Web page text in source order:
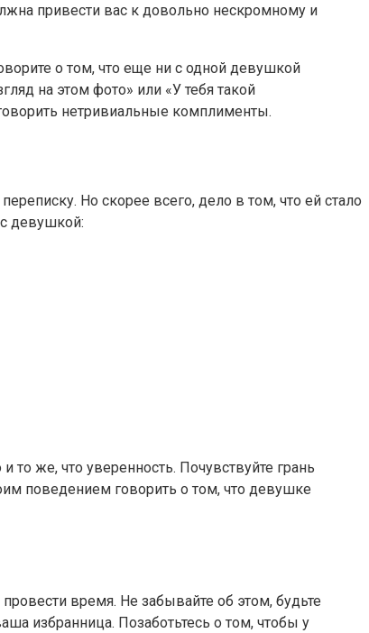
привести вас к довольно нескромному и
о том, что еще ни с одной девушкой
на этом фото» или «У тебя такой
нетривиальные комплименты.
Но скорее всего, дело в том, что ей стало
девушкой:
же, что уверенность. Почувствуйте грань
поведением говорить о том, что девушке
время. Не забывайте об этом, будьте
избранница. Позаботьтесь о том, чтобы у